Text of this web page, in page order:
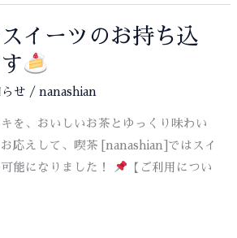
イーツのお持ち込
せ /nanashian
を、おいしいお茶とゆっくり味わい
応えして、喫茶 [nanashian]ではスイ
能になりました！
【ご利用につい